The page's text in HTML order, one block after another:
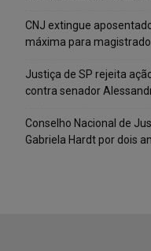
CNJ extingue
máxima para
Justiça de SP rejeita
contra senador
Conselho Nacional de
Gabriela Hardt por dois